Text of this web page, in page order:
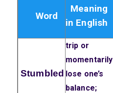
Word
Meaning
in English
Stumbled
trip or
momentarily
lose one’s
balance;